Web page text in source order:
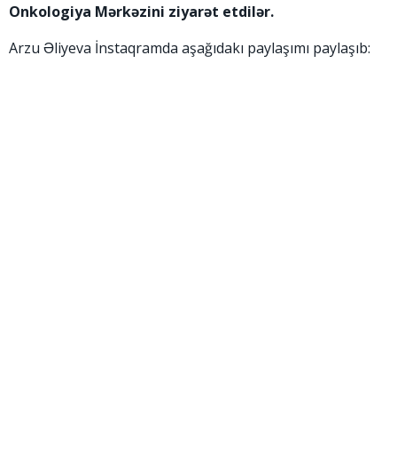
Onkologiya Mərkəzini ziyarət etdilər.
Arzu Əliyeva İnstaqramda aşağıdakı paylaşımı paylaşıb: